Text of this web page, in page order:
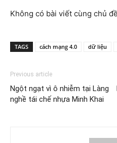
Không có bài viết cùng chủ
TAGS cách mạng 4.0 dữ liệu
Previous article
Ngột ngạt vì ô nhiễm tại Làng
nghề tái chế nhựa Minh Khai